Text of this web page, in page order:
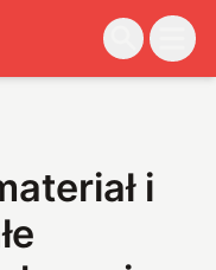
i